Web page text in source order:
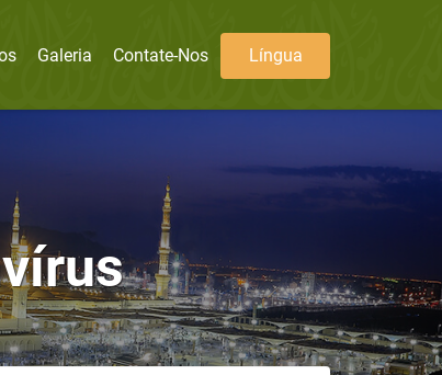
Galeria Contate-Nos Língua